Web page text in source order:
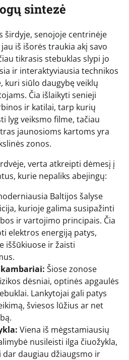
sintezė
širdyje, senojoje centrinėje
iš išorės traukia akį savo
tikrasis stebuklas slypi jo
ir interaktyviausia technikos
kuri siūlo daugybę veiklų
Čia išlaikyti senieji
ir katilai, tarp kurių
lyg veiksmo filme, tačiau
jaunosioms kartoms yra
zonos.
verta atkreipti dėmesį į
kurie nepaliks abejingų:
Baltijos šalyse
kurioje galima susipažinti
ir vartojimo principais. Čia
elektros energiją patys,
iššūkiuose ir žaisti
Šiose zonose
dėsniai, optinės apgaulės
Lankytojai gali patys
šviesos lūžius ar net
Viena iš mėgstamiausių
nusileisti ilga čiuožykla,
daugiau džiaugsmo ir